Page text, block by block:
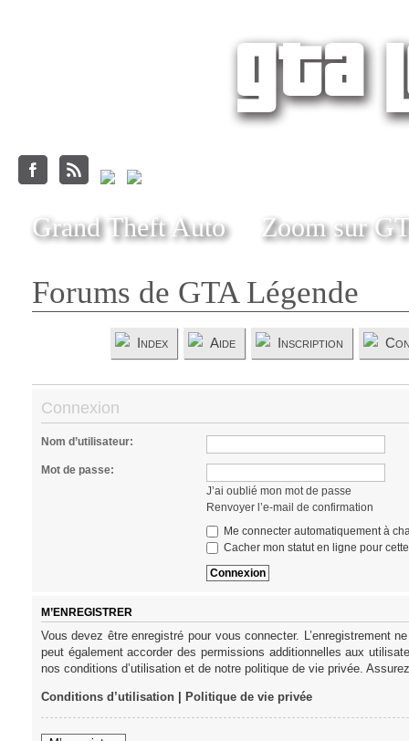
Grand Theft Auto Zoom sur
Forums de GTA Légende
Index Aide Inscription
Connexion
Nom d’utilisateur:
Mot de passe:
J’ai oublié mon mot de passe
Renvoyer l’e-mail de confirmation
Me connecter automatiquement à
Cacher mon statut en ligne pour
M’ENREGISTRER
Vous devez être enregistré pour vous connecter. L’enregistrement
peut également accorder des permissions additionnelles aux
nos conditions d’utilisation et de notre politique de vie privée.
Conditions d’utilisation| Politique de vie privée